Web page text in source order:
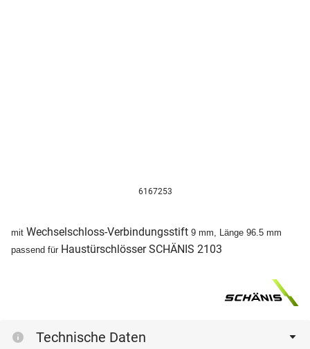
6167253
mit Wechselschloss-Verbindungsstift 9 mm, Länge 96.5 mm
passend für Haustürschlösser SCHÄNIS 2103
Technische Daten